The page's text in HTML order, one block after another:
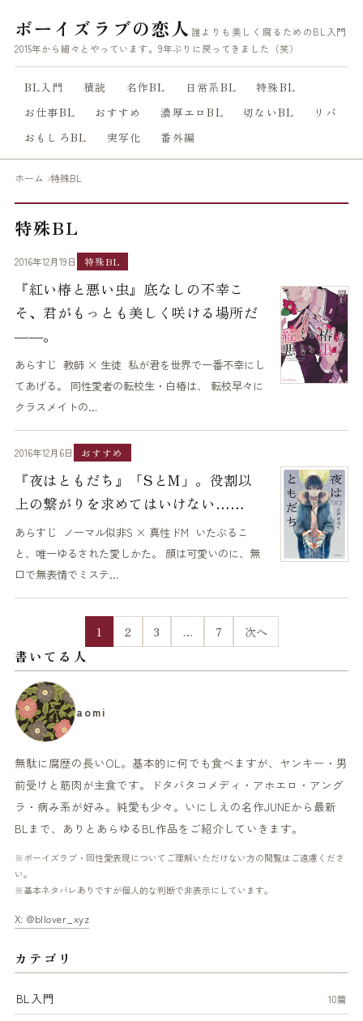
ボーイズラブの恋人 誰よりも美しく腐るためのBL入門
2015年から細々とやっています。9年ぶりに戻ってきました（笑）
BL入門 積読 名作BL 日常系BL
特殊BL
お仕事BL
おすすめ 濃厚エロBL 切ないBL
リバ
おもしろBL
実写化 番外編
ホーム 特殊BL
特殊BL
2016年12月19日 特殊BL
『紅い椿と悪い虫』底なしの不幸こ
そ、君がもっとも美しく咲ける場所だ
――。
あらすじ 教師 × 生徒 私が君を世界で一番不幸にし
てあげる。 同性愛者の転校生・白椿は、 転校早々に
クラスメイトの…
2016年12月6日 おすすめ
『夜はともだち』「SとM」。役割以
上の繋がりを求めてはいけない……
あらすじ ノーマル似非S × 真性ドM いたぶるこ
と、唯一ゆるされた愛しかた。 顔は可愛いのに、無
口で無表情でミステ…
1 2 3 … 7 次へ
書いてる人
aomi
無駄に腐歴の長いOL。基本的に何でも食べますが、ヤンキー・男
前受けと筋肉が主食です。ドタバタコメディ・アホエロ・アング
ラ・病み系が好み。純愛も少々。いにしえの名作JUNEから最新
BLまで、ありとあらゆるBL作品をご紹介していきます。
※ボーイズラブ・同性愛表現についてご理解いただけない方の閲覧はご遠慮くださ
い。
※基本ネタバレありですが個人的な判断で非表示にしています。
X: @bllover_xyz
カテゴリ
BL入門 10篇